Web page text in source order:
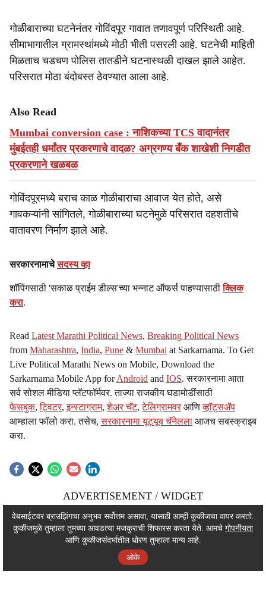
गोळीबाराच्या घटनेनंतर गोविंदपूर गावात तणावपूर्ण परिस्थिती आहे.
सीमाभागातील ग्रामस्थांमध्ये मोठी भीती पसरली आहे. घटनेची माहिती
मिळताच चडचण पोलिस तातडीने घटनास्थळी दाखल झाले आहेत.
परिसरात मोठा बंदोबस्त ठेवण्यात आला आहे.
Also Read
Mumbai conversion case : नाशिकच्या TCS वादानंतर
मुंबईतही धर्मांतर प्रकरणाचे वादळ? अग्रगण्य बँक शाखेशी निगडीत
प्रकरणाने खळबळ
गोविंदपूरमध्ये बराच काळ गोळीबाराचा आवाज येत होते, असे
गावकऱ्यांनी सांगितले, गोळीबाराच्या घटनेमुळे परिसरात दहशतीचे
वातावरण निर्माण झाले आहे.
सरकारनामाचेसदस्य व्हा
शॉपिंगसाठी 'सकाळ प्राईम डील्स'च्या भन्नाट ऑफर्स पाहण्यासाठीक्लिक
करा.
Read Latest Marathi Political News, Breaking Political News
from Maharashtra, India, Pune & Mumbai at Sarkarnama. To Get
Live Political Marathi News on Mobile, Download the
Sarkarnama Mobile App forAndroid and IOS. सरकारनामा आता
सर्व सोशल मीडिया प्लॅटफॉर्मवर. ताज्या राजकीय घडामोडींसाठी
फेसबुक,ट्विटर,इन्स्टाग्राम,शेअर चॅट,टेलिग्रामवर आणिव्हॉट्सॲप
आम्हाला फॉलो करा. तसेच,सरकारनामा यूट्यूब चॅनेलला आजच सबस्क्राइब
करा.
ADVERTISEMENT / WIDGET
ADVERTISEMENT / WIDGET
ADVERTISEMENT / WIDGET
वेबसाईटवर ब्राउझिंगचा अनुभव सर्वोत्तम असावा, यासाठी आम्ही कुकीजचा वापर करतो.
कुकीजमुळे तुम्हाला तुमच्या आवडत्या मजकुराची शिफारस करता येते. आमचे गोपनीयता
आणि कुकीजसंदर्भातील धोरण तुम्हाला मान्य आहे.
ओके